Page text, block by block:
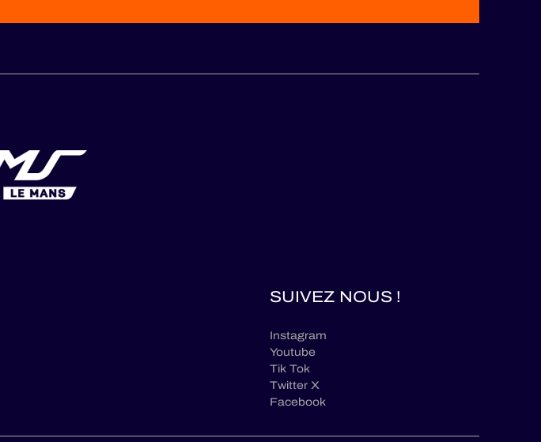
SUIVEZ NOUS !
Instagram
Youtube
Tik Tok
Twitter X
Facebook